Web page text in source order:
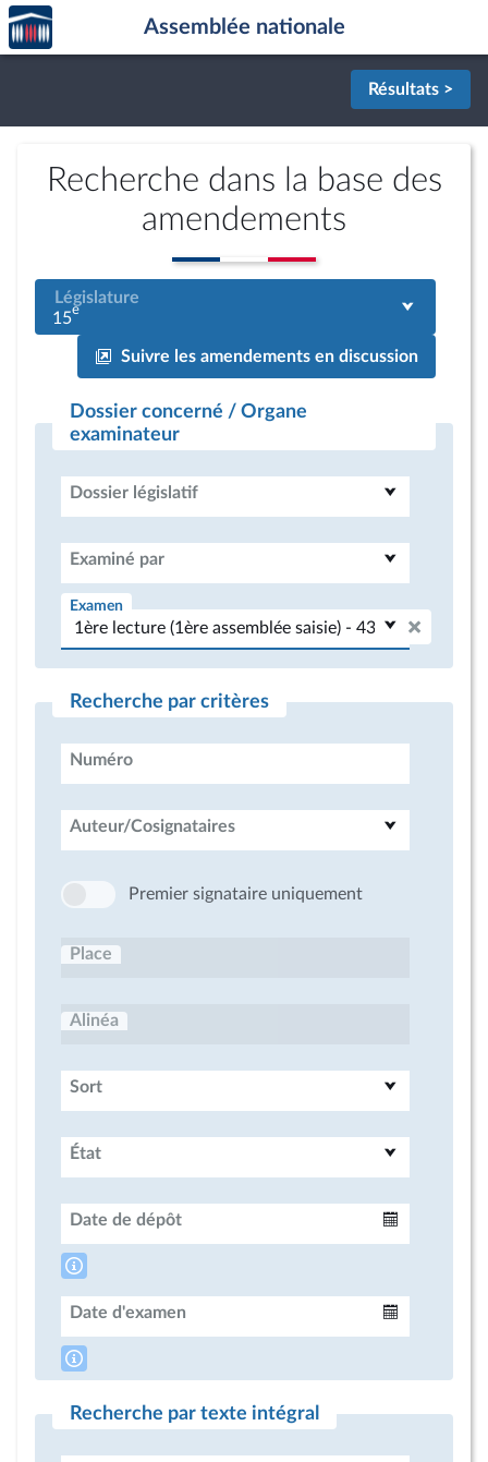
Aller au contenu
Aller en bas de la page
Accèder
à la
page
Assemblée nationale
Résultats >
Recherche dans la base des
amendements
Législature
15e
Suivre les amendements en discussion
Dossier concerné / Organe
examinateur
Dossier législatif
Examiné par
Examen
Recherche par critères
Numéro
Auteur/Cosignataires
Premier signataire uniquement
Place
Alinéa
Sort
État
Date de dépôt
Date d'examen
Recherche par texte intégral